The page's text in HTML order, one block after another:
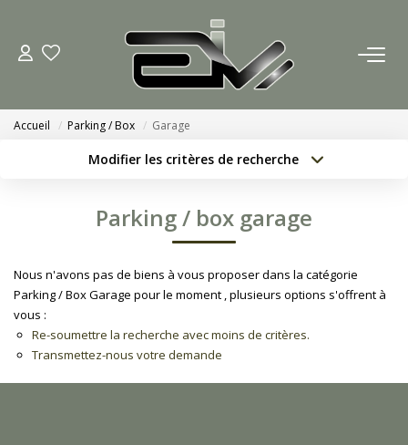
ACCUEIL
Nos Actualités
ACHETER
ESTIMATION
Accueil Parking / Box Garage
Modifier les critères de recherche
Budget max
Plus de critères Créer une alerte
Parking / box garage
Nous n'avons pas de biens à vous proposer dans la catégorie
Parking / Box Garage pour le moment , plusieurs options s'offrent à
vous :
Re-soumettre la recherche avec moins de critères.
Transmettez-nous votre demande